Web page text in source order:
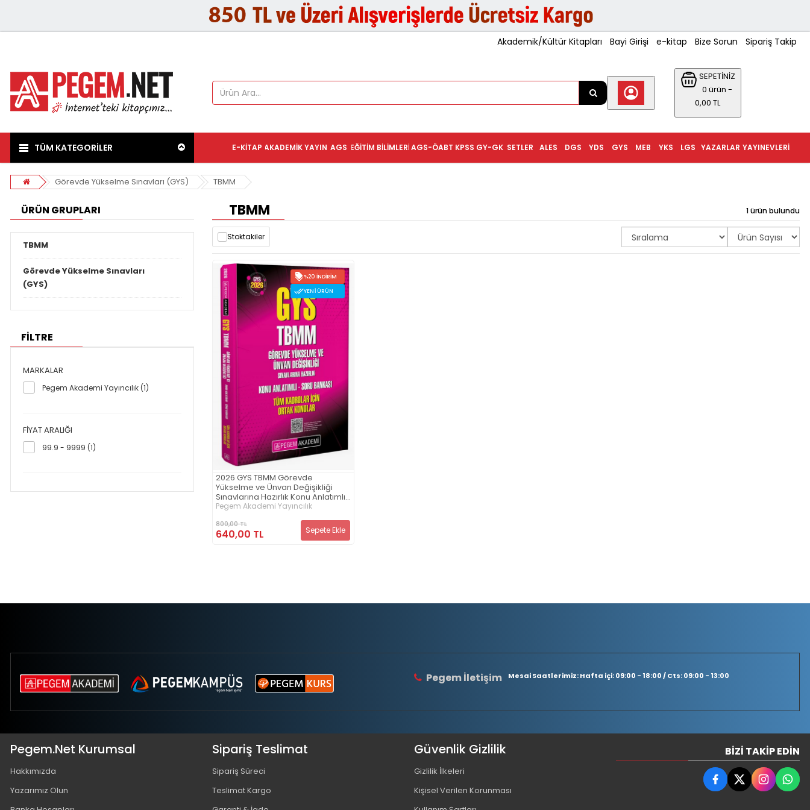
Akademik/Kültür Kitapları Bayi Girişi e-kitap Bize Sorun Sipariş Takip
SEPETİNİZ
0 ürün -
0,00 TL
TÜM KATEGORİLER YAYINEVLERI
YAZARLAR
LGS
YKS
MEB
GYS
YDS
DGS
ALES
SETLER
KPSS GY-GK
AGS-ÖABT
EĞITIM BILIMLERI
AGS
AKADEMIK YAYIN
E-KITAP
Görevde Yükselme Sınavları (GYS) TBMM
ÜRÜN GRUPLARI
TBMM
Görevde Yükselme Sınavları
(GYS)
FİLTRE
MARKALAR
Pegem Akademi Yayıncılık (1)
FIYAT ARALIĞI
99.9 - 9999 (1)
TBMM 1 ürün bulundu
Stoktakiler
%20 İNDIRIM
YENI ÜRÜN
2026 GYS TBMM Görevde
Yükselme ve Ünvan Değişikliği
Sınavlarına Hazırlık Konu Anlatımlı
Soru Bankası - Tüm Kadrolar İçin
Pegem Akademi Yayıncılık
800,00 TL
640,00 TL Sepete Ekle
Pegem İletişim Mesai Saatlerimiz: Hafta içi: 09:00 - 18:00 / Cts: 09:00 - 13:00
Pegem.Net Kurumsal
Hakkımızda
Yazarımız Olun
Sipariş Teslimat
Sipariş Süreci
Teslimat Kargo
Güvenlik Gizlilik
Gizlilik İlkeleri
Kişisel Verilen Korunması
BIZI TAKIP EDIN